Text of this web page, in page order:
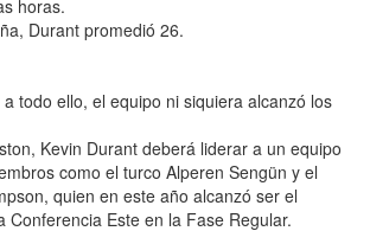
horas.
Durant promedió 26.
todo ello, el equipo ni siquiera alcanzó los
Kevin Durant deberá liderar a un equipo
como el turco Alperen Sengün y el
quien en este año alcanzó ser el
Conferencia Este en la Fase Regular.